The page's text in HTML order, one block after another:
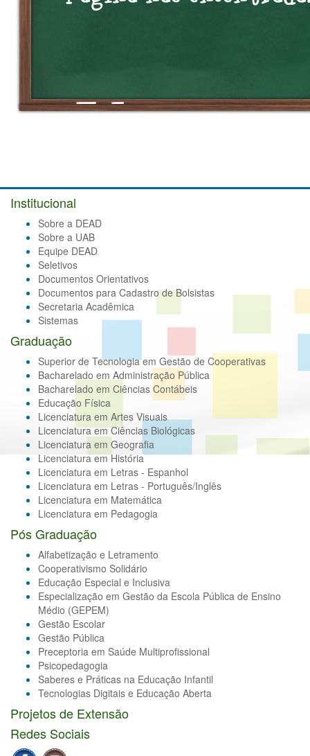
Institucional
Sobre a DEAD
Sobre a UAB
Equipe DEAD
Seletivos
Documentos Orientativos
Documentos para Cadastro de Bolsistas
Secretaria Acadêmica
Sistemas
Graduação
Superior de Tecnologia em Gestão de Cooperativas
Bacharelado em Administração Pública
Bacharelado em Ciências Contábeis
Educação Física
Licenciatura em Artes Visuais
Licenciatura em Ciências Biológicas
Licenciatura em Geografia
Licenciatura em História
Licenciatura em Letras - Espanhol
Licenciatura em Letras - Português/Inglês
Licenciatura em Matemática
Licenciatura em Pedagogia
Pós Graduação
Alfabetização e Letramento
Cooperativismo Solidário
Educação Especial e Inclusiva
Especialização em Gestão da Escola Pública de Ensino
Médio (GEPEM)
Gestão Escolar
Gestão Pública
Preceptoria em Saúde Multiprofissional
Psicopedagogia
Saberes e Práticas na Educação Infantil
Tecnologias Digitais e Educação Aberta
Projetos de Extensão
Redes Sociais